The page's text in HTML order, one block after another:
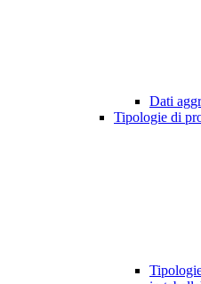
Dati
Tipologie di